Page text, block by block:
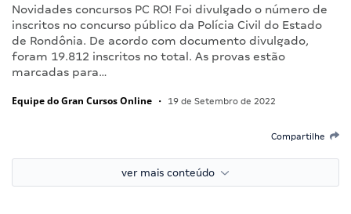
Novidades concursos PC RO! Foi divulgado o número de
inscritos no concurso público da Polícia Civil do Estado
de Rondônia. De acordo com documento divulgado,
foram 19.812 inscritos no total. As provas estão
marcadas para…
Equipe do Gran Cursos Online • 19 de Setembro de 2022
Compartilhe
ver mais conteúdo